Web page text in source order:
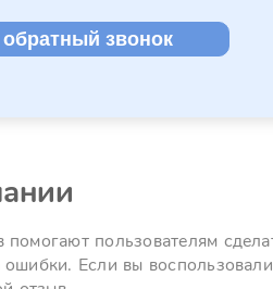
обратный звонок
пользователям
Если вы